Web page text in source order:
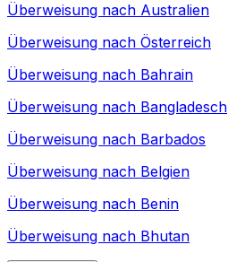
Überweisung nach Australien
Überweisung nach Österreich
Überweisung nach Bahrain
Überweisung nach Bangladesch
Überweisung nach Barbados
Überweisung nach Belgien
Überweisung nach Benin
Überweisung nach Bhutan